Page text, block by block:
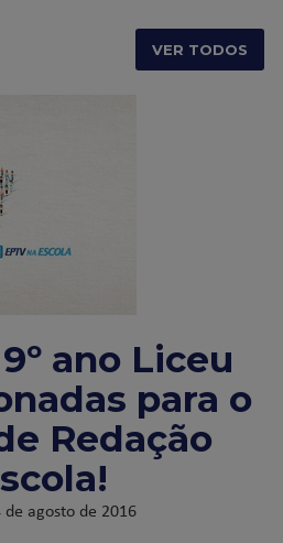
VER TODOS
ano Liceu
para o
Redação
de agosto de 2016